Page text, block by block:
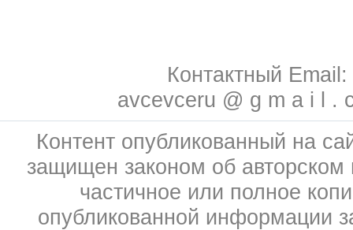
Контактный Email:
avcevceru @ g m a i l .
Контент опубликованный на
защищен законом об
частичное или полное
опубликованной информации